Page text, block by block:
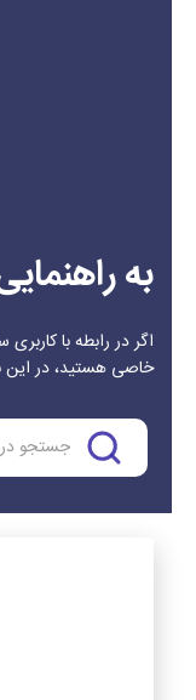
به
اگر در رابطه با
خاصی هستید، در